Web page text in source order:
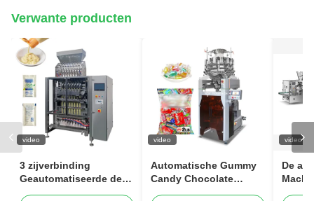
Verwante producten
video
3 zijverbinding
Geautomatiseerde de
video
Automatische Gummy
Candy Chocolate
video
De